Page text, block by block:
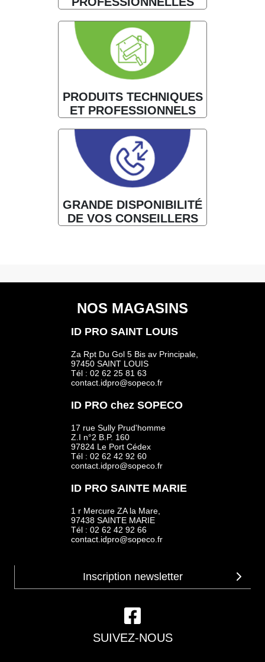
PRODUITS TECHNIQUES
ET PROFESSIONNELS
GRANDE DISPONIBILITÉ
DE VOS CONSEILLERS
NOS MAGASINS
ID PRO SAINT LOUIS
Za Rpt Du Gol 5 Bis av Principale,
97450 SAINT LOUIS
Tél : 02 62 25 81 63
contact.idpro@sopeco.fr
ID PRO chez SOPECO
17 rue Sully Prud'homme
Z.I n°2 B.P. 160
97824 Le Port Cédex
Tél : 02 62 42 92 60
contact.idpro@sopeco.fr
ID PRO SAINTE MARIE
1 r Mercure ZA la Mare,
97438 SAINTE MARIE
Tél : 02 62 42 92 66
contact.idpro@sopeco.fr
SUIVEZ-NOUS